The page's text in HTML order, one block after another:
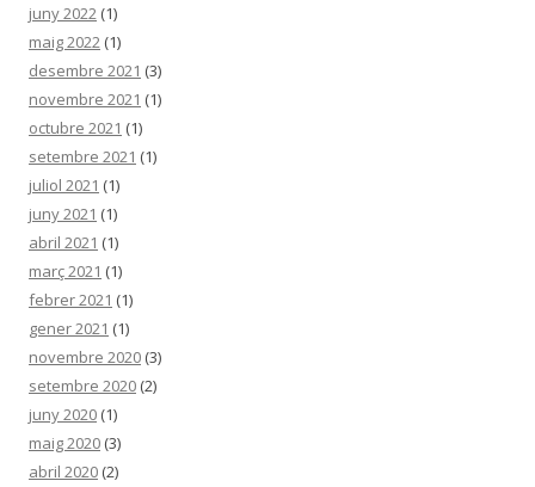
juny 2022 (1)
maig 2022 (1)
desembre 2021 (3)
novembre 2021 (1)
octubre 2021 (1)
setembre 2021 (1)
juliol 2021 (1)
juny 2021 (1)
abril 2021 (1)
març 2021 (1)
febrer 2021 (1)
gener 2021 (1)
novembre 2020 (3)
setembre 2020 (2)
juny 2020 (1)
maig 2020 (3)
abril 2020 (2)